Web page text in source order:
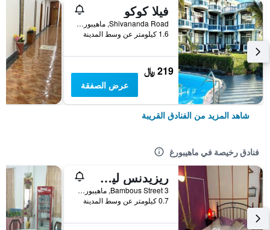
فيلا كوكو
Shivananda Road, ماهيبورغ, موريشيوس
1.6 كيلومتر عن وسط المدينة
219 ﷼
عرض الصفقة
شاهد المزيد من الفنادق القريبة
فنادق رخيصة في ماهيبورغ
ريزيدنس ليس بامبوس
3 Bambous Street, ماهيبورغ, موريشيوس
0.7 كيلومتر عن وسط المدينة